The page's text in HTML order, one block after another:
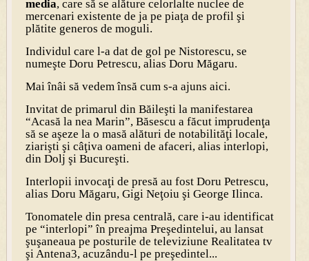
media, care să se alăture celorlalte nuclee de
mercenari existente de ja pe piaţa de profil şi
plătite generos de moguli.
Individul care l-a dat de gol pe Nistorescu, se
numeşte Doru Petrescu, alias Doru Măgaru.
Mai înâi să vedem însă cum s-a ajuns aici.
Invitat de primarul din Băileşti la manifestarea
“Acasă la nea Marin”, Băsescu a făcut imprudenţa
să se aşeze la o masă alături de notabilităţi locale,
ziarişti şi câţiva oameni de afaceri, alias interlopi,
din Dolj şi Bucureşti.
Interlopii invocaţi de presă au fost Doru Petrescu,
alias Doru Măgaru, Gigi Neţoiu şi George Ilinca.
Tonomatele din presa centrală, care i-au identificat
pe “interlopi” în preajma Preşedintelui, au lansat
şuşaneaua pe posturile de televiziune Realitatea tv
şi Antena3, acuzându-l pe preşedintel...